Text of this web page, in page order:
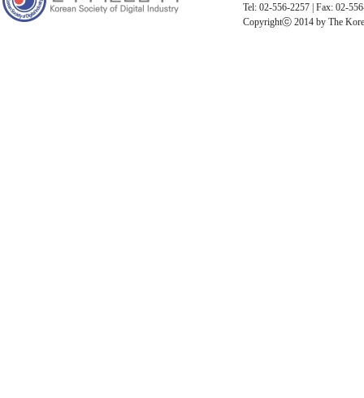
Tel: 02-556-2257 | Fax: 02-
Copyrightⓒ 2014 by The